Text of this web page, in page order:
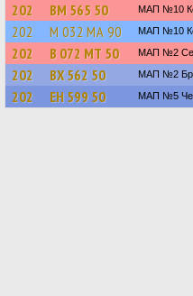
202 ВМ 565 50 МАП №10
202 М 032 МА 90 МАП №10
202 В 072 МТ 50 МАП №2
202 ВХ 562 50 МАП №2
202 ЕН 599 50 МАП №5